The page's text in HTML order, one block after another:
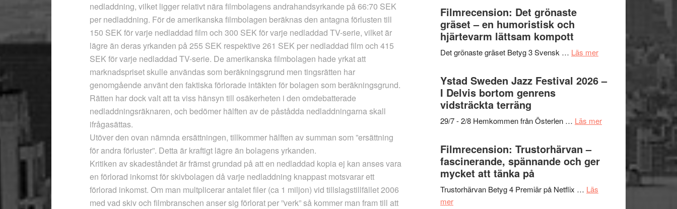
nedladdning, vilket ligger relativt nära filmbolagens andrahandsyrkande på 66:70 SEK
per nedladdning. För de amerikanska filmbolagen beräknas den antagna förlusten till
150 SEK för varje nedladdad film och 300 SEK för varje nedladdad TV-serie, vilket är
lägre än deras yrkanden på 255 SEK respektive 261 SEK per nedladdad film och 415
SEK för varje nedladdad TV-serie. De amerikanska filmbolagen hade yrkat att
marknadspriset skulle användas som beräkningsgrund men tingsrätten har
genomgående använt den faktiska förlorade intäkten för bolagen som beräkningsgrund.
Rätten har dock valt att ta viss hänsyn till osäkerheten i den omdebatterade
nedladdningsräknaren, och bedömer hälften av de påstådda nedladdningarna skall
ifrågasättas.
Utöver den ovan nämnda ersättningen, tillkommer hälften av summan som ”ersättning
för andra förluster”. Detta är kraftigt lägre än bolagens yrkanden.
Kritiken av skadeståndet är främst grundad på att en nedladdad kopia ej kan anses vara
en förlorad inkomst för skivbolagen då varje nedladdning knappast motsvarar ett
förlorad inkomst. Om man multplicerar antalet filer (ca 1 miljon) vid tillslagstillfället 2006
med vad skiv och filmbranschen anser sig förlorat per ”verk” så kommer man fram till att
Vrach
Frankenshtey
–
med
Mulder
och
Kulturs
Filmrecension: Det grönaste
gräset – en humoristisk och
hjärtevarm lättsam kompott
Det grönaste gräset Betyg 3 Svensk … Läs merom
en
hjärtevarm
Ystad Sweden Jazz Festival 2026 –
I Delvis bortom genrens
vidsträckta terräng
29/7 - 2/8 Hemkommen från Österlen … Läs merom
Festival
Filmrecension: Trustorhärvan –
fascinerande, spännande och ger
mycket att tänka på
Trustorhärvan Betyg 4 Premiär på Netflix … Läs
merom